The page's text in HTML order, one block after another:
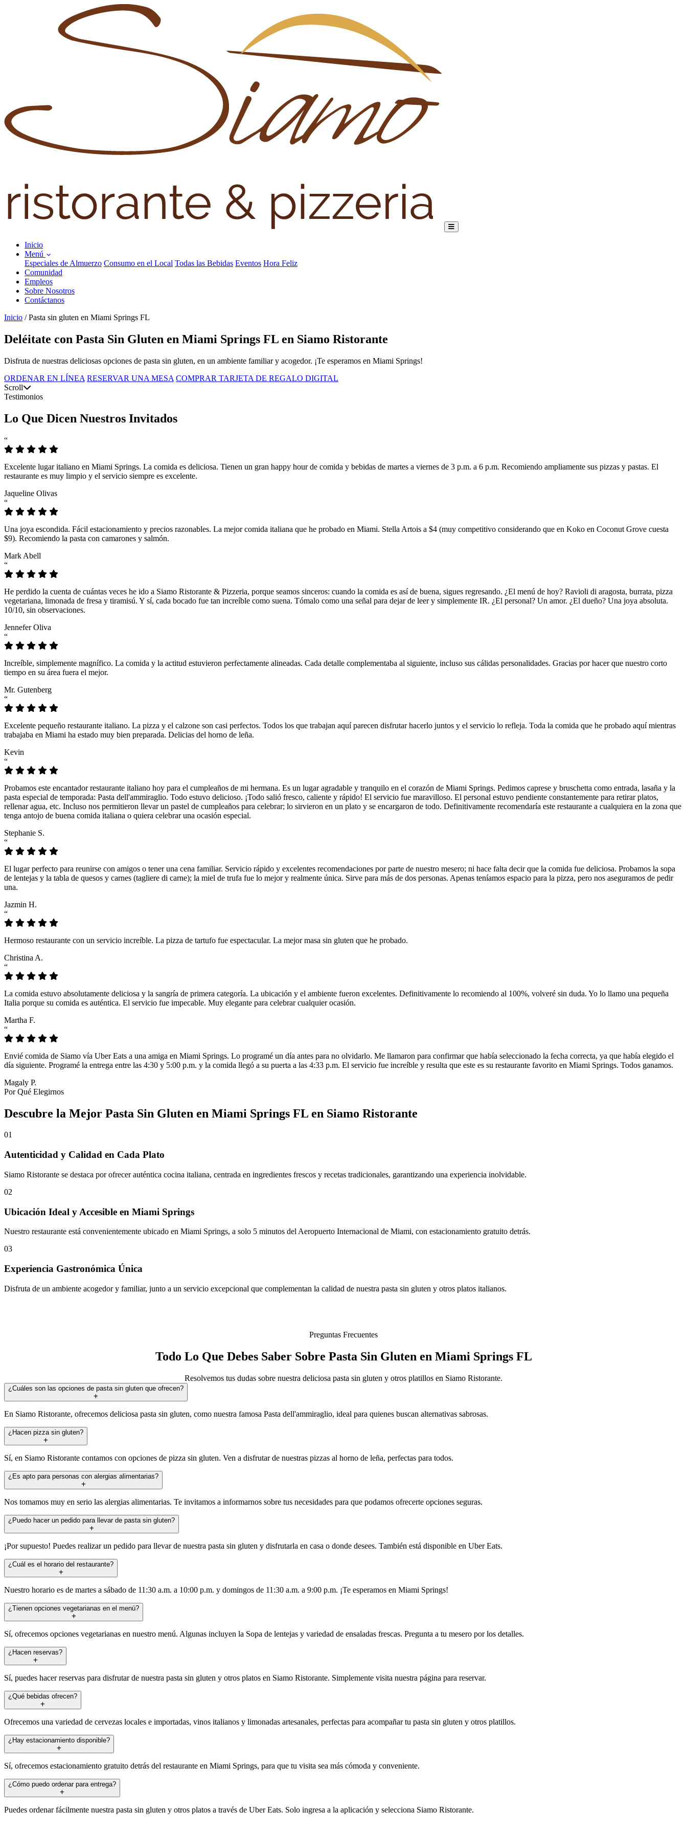
Inicio
Menú
Especiales de Almuerzo Consumo en el Local Todas las Bebidas Eventos Hora Feliz
Comunidad
Empleos
Sobre Nosotros
Contáctanos
Inicio / Pasta sin gluten en Miami Springs FL
Deléitate con Pasta Sin Gluten en Miami Springs FL en Siamo Ristorante
Disfruta de nuestras deliciosas opciones de pasta sin gluten, en un ambiente familiar y acogedor. ¡Te esperamos en Miami Springs!
ORDENAR EN LÍNEA RESERVAR UNA MESA COMPRAR TARJETA DE REGALO DIGITAL
Scroll
Testimonios
Lo Que Dicen Nuestros Invitados
“
Excelente lugar italiano en Miami Springs. La comida es deliciosa. Tienen un gran happy hour de comida y bebidas de martes a viernes de 3 p.m. a 6 p.m. Recomiendo ampliamente sus pizzas y pastas. El
restaurante es muy limpio y el servicio siempre es excelente.
Jaqueline Olivas
“
Una joya escondida. Fácil estacionamiento y precios razonables. La mejor comida italiana que he probado en Miami. Stella Artois a $4 (muy competitivo considerando que en Koko en Coconut Grove cuesta
$9). Recomiendo la pasta con camarones y salmón.
Mark Abell
“
He perdido la cuenta de cuántas veces he ido a Siamo Ristorante & Pizzeria, porque seamos sinceros: cuando la comida es así de buena, sigues regresando. ¿El menú de hoy? Ravioli di aragosta, burrata, pizza
vegetariana, limonada de fresa y tiramisú. Y sí, cada bocado fue tan increíble como suena. Tómalo como una señal para dejar de leer y simplemente IR. ¿El personal? Un amor. ¿El dueño? Una joya absoluta.
10/10, sin observaciones.
Jennefer Oliva
“
Increíble, simplemente magnífico. La comida y la actitud estuvieron perfectamente alineadas. Cada detalle complementaba al siguiente, incluso sus cálidas personalidades. Gracias por hacer que nuestro corto
tiempo en su área fuera el mejor.
Mr. Gutenberg
“
Excelente pequeño restaurante italiano. La pizza y el calzone son casi perfectos. Todos los que trabajan aquí parecen disfrutar hacerlo juntos y el servicio lo refleja. Toda la comida que he probado aquí mientras
trabajaba en Miami ha estado muy bien preparada. Delicias del horno de leña.
Kevin
“
Probamos este encantador restaurante italiano hoy para el cumpleaños de mi hermana. Es un lugar agradable y tranquilo en el corazón de Miami Springs. Pedimos caprese y bruschetta como entrada, lasaña y la
pasta especial de temporada: Pasta dell'ammiraglio. Todo estuvo delicioso. ¡Todo salió fresco, caliente y rápido! El servicio fue maravilloso. El personal estuvo pendiente constantemente para retirar platos,
rellenar agua, etc. Incluso nos permitieron llevar un pastel de cumpleaños para celebrar; lo sirvieron en un plato y se encargaron de todo. Definitivamente recomendaría este restaurante a cualquiera en la zona que
tenga antojo de buena comida italiana o quiera celebrar una ocasión especial.
Stephanie S.
“
El lugar perfecto para reunirse con amigos o tener una cena familiar. Servicio rápido y excelentes recomendaciones por parte de nuestro mesero; ni hace falta decir que la comida fue deliciosa. Probamos la sopa
de lentejas y la tabla de quesos y carnes (tagliere di carne); la miel de trufa fue lo mejor y realmente única. Sirve para más de dos personas. Apenas teníamos espacio para la pizza, pero nos aseguramos de pedir
una.
Jazmin H.
“
Hermoso restaurante con un servicio increíble. La pizza de tartufo fue espectacular. La mejor masa sin gluten que he probado.
Christina A.
“
La comida estuvo absolutamente deliciosa y la sangría de primera categoría. La ubicación y el ambiente fueron excelentes. Definitivamente lo recomiendo al 100%, volveré sin duda. Yo lo llamo una pequeña
Italia porque su comida es auténtica. El servicio fue impecable. Muy elegante para celebrar cualquier ocasión.
Martha F.
“
Envié comida de Siamo vía Uber Eats a una amiga en Miami Springs. Lo programé un día antes para no olvidarlo. Me llamaron para confirmar que había seleccionado la fecha correcta, ya que había elegido el
día siguiente. Programé la entrega entre las 4:30 y 5:00 p.m. y la comida llegó a su puerta a las 4:33 p.m. El servicio fue increíble y resulta que este es su restaurante favorito en Miami Springs. Todos ganamos.
Magaly P.
Por Qué Elegirnos
Descubre la Mejor Pasta Sin Gluten en Miami Springs FL en Siamo Ristorante
01
Autenticidad y Calidad en Cada Plato
Siamo Ristorante se destaca por ofrecer auténtica cocina italiana, centrada en ingredientes frescos y recetas tradicionales, garantizando una experiencia inolvidable.
02
Ubicación Ideal y Accesible en Miami Springs
Nuestro restaurante está convenientemente ubicado en Miami Springs, a solo 5 minutos del Aeropuerto Internacional de Miami, con estacionamiento gratuito detrás.
03
Experiencia Gastronómica Única
Disfruta de un ambiente acogedor y familiar, junto a un servicio excepcional que complementan la calidad de nuestra pasta sin gluten y otros platos italianos.
Preguntas Frecuentes
Todo Lo Que Debes Saber Sobre Pasta Sin Gluten en Miami Springs FL
Resolvemos tus dudas sobre nuestra deliciosa pasta sin gluten y otros platillos en Siamo Ristorante.
¿Cuáles son las opciones de pasta sin gluten que ofrecen?
En Siamo Ristorante, ofrecemos deliciosa pasta sin gluten, como nuestra famosa Pasta dell'ammiraglio, ideal para quienes buscan alternativas sabrosas.
¿Hacen pizza sin gluten?
Sí, en Siamo Ristorante contamos con opciones de pizza sin gluten. Ven a disfrutar de nuestras pizzas al horno de leña, perfectas para todos.
¿Es apto para personas con alergias alimentarias?
Nos tomamos muy en serio las alergias alimentarias. Te invitamos a informarnos sobre tus necesidades para que podamos ofrecerte opciones seguras.
¿Puedo hacer un pedido para llevar de pasta sin gluten?
¡Por supuesto! Puedes realizar un pedido para llevar de nuestra pasta sin gluten y disfrutarla en casa o donde desees. También está disponible en Uber Eats.
¿Cuál es el horario del restaurante?
Nuestro horario es de martes a sábado de 11:30 a.m. a 10:00 p.m. y domingos de 11:30 a.m. a 9:00 p.m. ¡Te esperamos en Miami Springs!
¿Tienen opciones vegetarianas en el menú?
Sí, ofrecemos opciones vegetarianas en nuestro menú. Algunas incluyen la Sopa de lentejas y variedad de ensaladas frescas. Pregunta a tu mesero por los detalles.
¿Hacen reservas?
Sí, puedes hacer reservas para disfrutar de nuestra pasta sin gluten y otros platos en Siamo Ristorante. Simplemente visita nuestra página para reservar.
¿Qué bebidas ofrecen?
Ofrecemos una variedad de cervezas locales e importadas, vinos italianos y limonadas artesanales, perfectas para acompañar tu pasta sin gluten y otros platillos.
¿Hay estacionamiento disponible?
Sí, ofrecemos estacionamiento gratuito detrás del restaurante en Miami Springs, para que tu visita sea más cómoda y conveniente.
¿Cómo puedo ordenar para entrega?
Puedes ordenar fácilmente nuestra pasta sin gluten y otros platos a través de Uber Eats. Solo ingresa a la aplicación y selecciona Siamo Ristorante.